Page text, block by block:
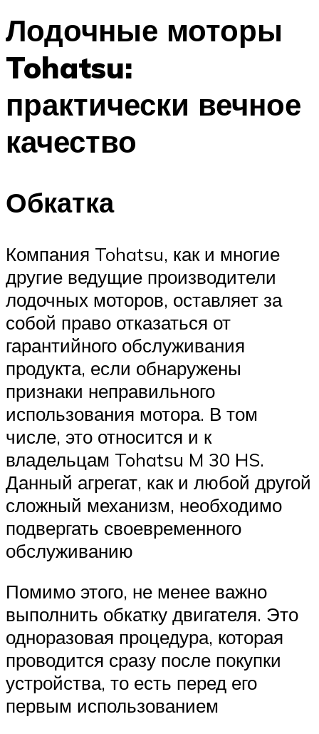
Лодочные моторы
Tohatsu:
практически вечное
качество
Обкатка
Компания Tohatsu, как и многие
другие ведущие производители
лодочных моторов, оставляет за
собой право отказаться от
гарантийного обслуживания
продукта, если обнаружены
признаки неправильного
использования мотора. В том
числе, это относится и к
владельцам Tohatsu M 30 HS.
Данный агрегат, как и любой другой
сложный механизм, необходимо
подвергать своевременного
обслуживанию
Помимо этого, не менее важно
выполнить обкатку двигателя. Это
одноразовая процедура, которая
проводится сразу после покупки
устройства, то есть перед его
первым использованием